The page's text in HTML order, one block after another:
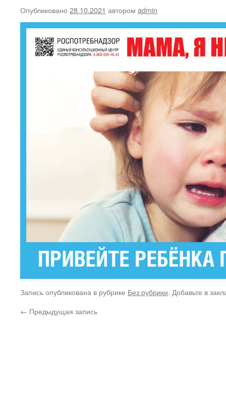
Опубликовано 28.10.2021 автором admin
Запись опубликована в рубрике Без рубрики. Добавьте в
← Предыдущая запись